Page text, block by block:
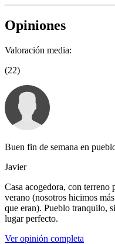
Opiniones
Valoración media:
(22)
Buen fin de semana en
Javier
Casa acogedora, con terreno
verano (nosotros hicimos
que eran). Pueblo tranquilo,
lugar perfecto.
Ver opinión completa